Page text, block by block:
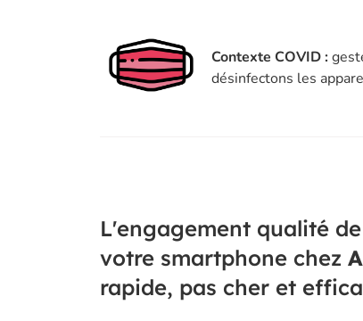
Contexte COVID :
désinfectons les
L'engagement qualité
votre smartphone chez
rapide, pas cher et